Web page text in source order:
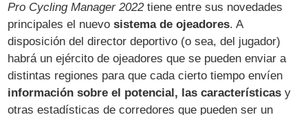
Pro Cycling Manager 2022tiene entre sus novedades
principales el nuevosistema de ojeadores. A
disposición del director deportivo (o sea, del jugador)
habrá un ejército de ojeadores que se pueden enviar a
distintas regiones para que cada cierto tiempo envíen
información sobre el potencial, las características y
otras estadísticas de corredores que pueden ser un